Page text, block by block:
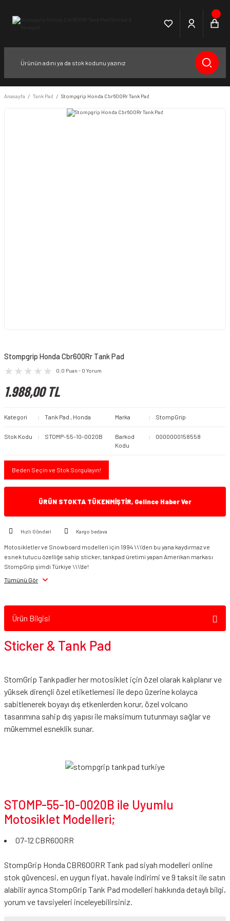
Anasayfa Tank Pad Stompgrip Honda Cbr600Rr Tank Pad
Stompgrip Honda Cbr600Rr Tank Pad
0.0 Puan - 0 Yorum
1.988,00 TL
Kategori Tank Pad , Honda Marka StompGrip
Stok Kodu STOMP-55-10-0020B
Barkod
Kodu
0000000158558
Beden Seçin ve Stok Sorgulayın!
ÜRÜN STOKTA TÜKENMİŞTİR, Gelince Haber Ver
Hızlı Gönderi Kargo bedava
Motosikletler ve Snowboard modelleri için 1994 \\\'den bu yana kaydırmaz ve
esnek tutucu özelliğe sahip sticker, tankpad üretimi yapan Amerikan markası
StompGrip şimdi Türkiye \\\'de!
Tümünü Gör
Ürün Bilgisi
Sticker & Tank Pad
StomGrip Tankpadler her motosiklet için özel olarak kalıplanır ve
yüksek dirençli özel etiketlemesi ile depo üzerine kolayca
sabitlenerek boyayı dış etkenlerden korur, özel volcano
tasarımına sahip dış yapısı ile maksimum tutunmayı sağlar ve
mükemmel esneklik sunar.
STOMP-55-10-0020B ile Uyumlu
Motosiklet Modelleri;
07-12 CBR600RR
StompGrip Honda CBR600RR Tank pad siyah modelleri online
stok güvencesi, en uygun fiyat, havale indirimi ve 9 taksit ile satın
alabilir ayrıca StompGrip Tank Pad modelleri hakkında detaylı bilgi,
yorum ve tavsiyeleri inceleyebilirsiniz.